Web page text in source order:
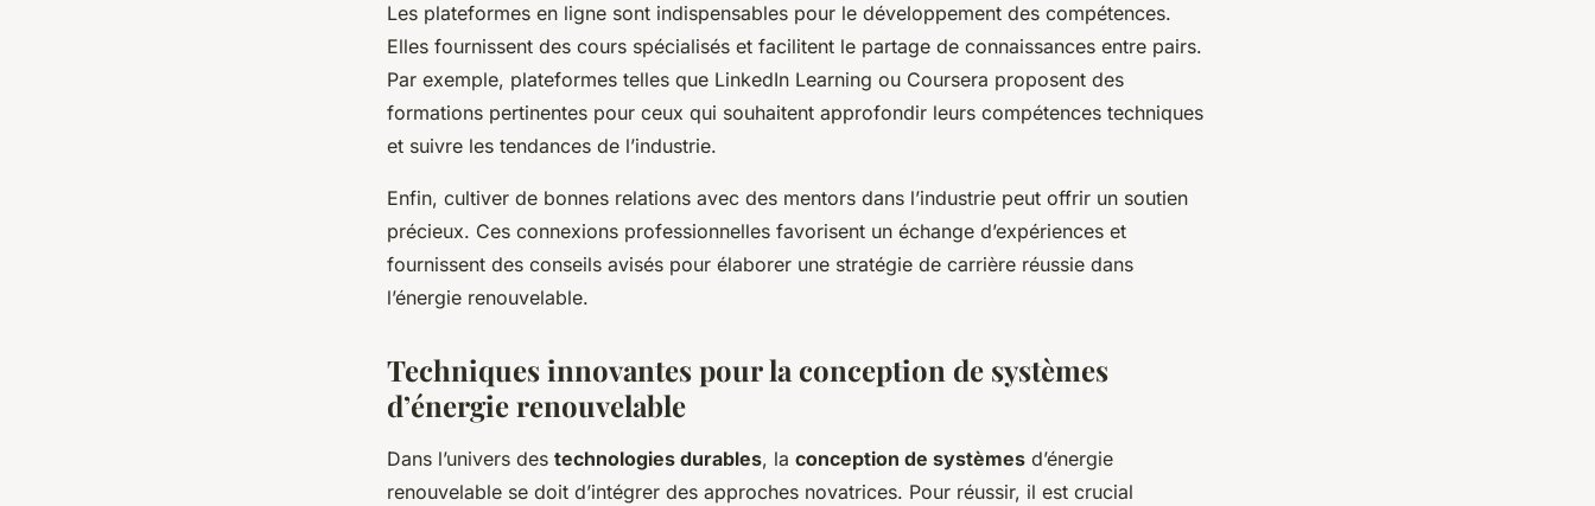
Les plateformes en ligne sont indispensables pour le développement des compétences.
Elles fournissent des cours spécialisés et facilitent le partage de connaissances entre pairs.
Par exemple, plateformes telles que LinkedIn Learning ou Coursera proposent des
formations pertinentes pour ceux qui souhaitent approfondir leurs compétences techniques
et suivre les tendances de l’industrie.
Enfin, cultiver de bonnes relations avec des mentors dans l’industrie peut offrir un soutien
précieux. Ces connexions professionnelles favorisent un échange d’expériences et
fournissent des conseils avisés pour élaborer une stratégie de carrière réussie dans
l’énergie renouvelable.
Techniques innovantes pour la conception de systèmes
d’énergie renouvelable
Dans l’univers des technologies durables, la conception de systèmes d’énergie
renouvelable se doit d’intégrer des approches novatrices. Pour réussir, il est crucial